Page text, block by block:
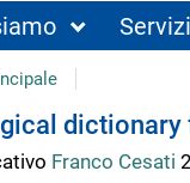
Servizi
Franco Cesati